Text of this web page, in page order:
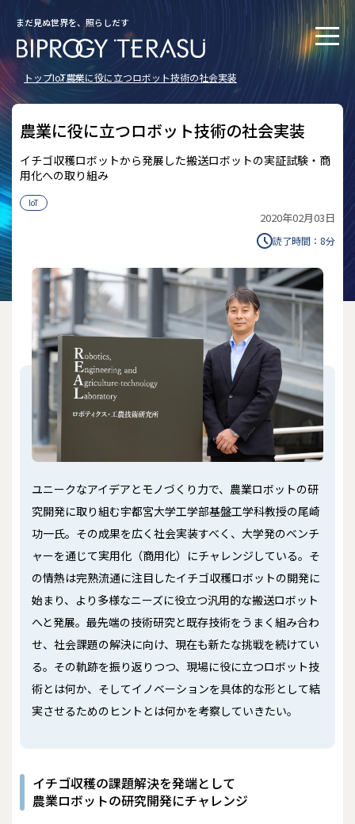
まだ見ぬ世界を、照らしだす
トップIoT農業に役に立つロボット技術の社会実装
農業に役に立つロボット技術の社会実装
イチゴ収穫ロボットから発展した搬送ロボットの実証試験・商
用化への取り組み
IoT
2020年02月03日
読了時間： 8分
ユニークなアイデアとモノづくり力で、農業ロボットの研
究開発に取り組む宇都宮大学工学部基盤工学科教授の尾崎
功一氏。その成果を広く社会実装すべく、大学発のベンチ
ャーを通じて実用化（商用化）にチャレンジしている。そ
の情熱は完熟流通に注目したイチゴ収穫ロボットの開発に
始まり、より多様なニーズに役立つ汎用的な搬送ロボット
へと発展。最先端の技術研究と既存技術をうまく組み合わ
せ、社会課題の解決に向け、現在も新たな挑戦を続けてい
る。その軌跡を振り返りつつ、現場に役に立つロボット技
術とは何か、そしてイノベーションを具体的な形として結
実させるためのヒントとは何かを考察していきたい。
イチゴ収穫の課題解決を発端として
農業ロボットの研究開発にチャレンジ